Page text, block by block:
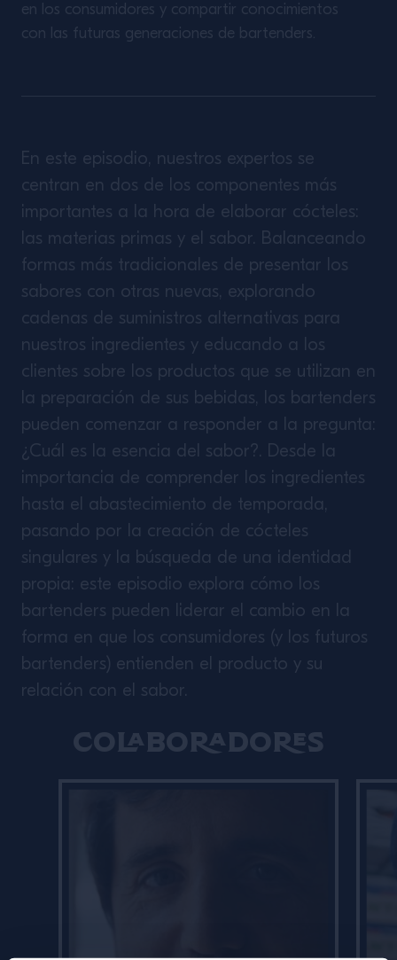
en los consumidores y compartir conocimientos
con las futuras generaciones de bartenders.
En este episodio, nuestros expertos se
centran en dos de los componentes más
importantes a la hora de elaborar cócteles:
las materias primas y el sabor. Balanceando
formas más tradicionales de presentar los
sabores con otras nuevas, explorando
cadenas de suministros alternativas para
nuestros ingredientes y educando a los
clientes sobre los productos que se utilizan en
la preparación de sus bebidas, los bartenders
pueden comenzar a responder a la pregunta:
¿Cuál es la esencia del sabor?. Desde la
importancia de comprender los ingredientes
hasta el abastecimiento de temporada,
pasando por la creación de cócteles
singulares y la búsqueda de una identidad
propia: este episodio explora cómo los
bartenders pueden liderar el cambio en la
forma en que los consumidores (y los futuros
bartenders) entienden el producto y su
relación con el sabor.
Colaboradores